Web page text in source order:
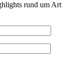
rund um Art